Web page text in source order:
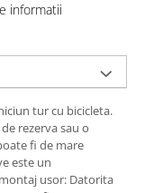
informatii
tur cu bicicleta.
rezerva sau o
fi de mare
este un
usor: Datorita